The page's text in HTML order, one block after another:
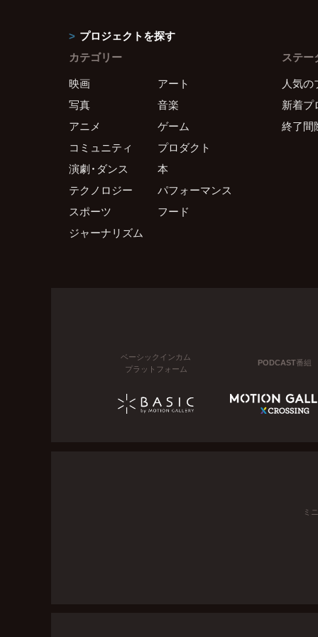
プロジェクトを探す
カテゴリー
映画
アート
写真
音楽
アニメ
ゲーム
コミュニティ
プロダクト
演劇・ダンス
本
テクノロジー
パフォーマンス
スポーツ
フード
ジャーナリズム
ステー
人気の
新着プ
終了間
ベーシックインカム
プラットフォーム
PODCAST番組
ミ